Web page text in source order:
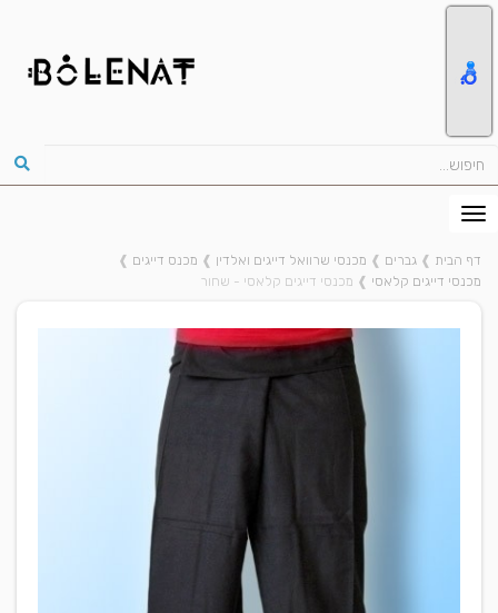
דף הבית ❱ גברים ❱ מכנסי שרוואל דייגים ואלדין ❱ מכנס דייגים ❱
מכנסי דייגים קלאסי ❱ מכנסי דייגים קלאסי - שחור